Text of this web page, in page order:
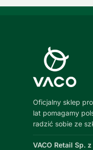
Oficjalny sklep
lat pomagamy
radzić sobie ze
VACO Retail Sp.